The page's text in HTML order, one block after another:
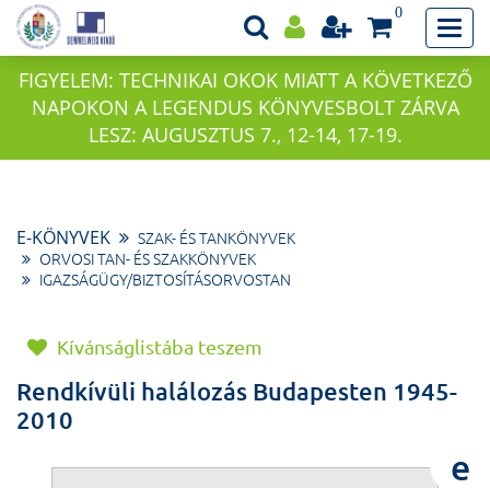
0
FIGYELEM: TECHNIKAI OKOK MIATT A KÖVETKEZŐ
NAPOKON A LEGENDUS KÖNYVESBOLT ZÁRVA
LESZ: AUGUSZTUS 7., 12-14, 17-19.
E-KÖNYVEK
SZAK- ÉS TANKÖNYVEK
ORVOSI TAN- ÉS SZAKKÖNYVEK
IGAZSÁGÜGY/BIZTOSÍTÁSORVOSTAN
Kívánságlistába teszem
Rendkívüli halálozás Budapesten 1945-
2010
e